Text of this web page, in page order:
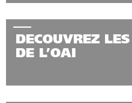
DECOUVREZ
DE L’OAI